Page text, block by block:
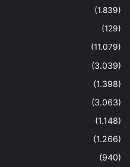
(1.839)
(129)
(11.079)
(3.039)
(1.398)
(3.063)
(1.148)
(1.266)
(940)